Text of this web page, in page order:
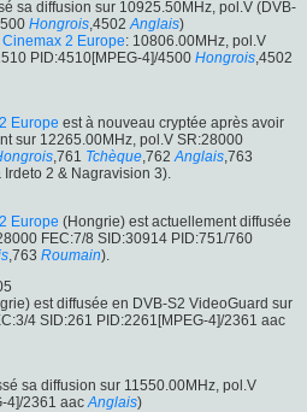
sa diffusion sur 10925.50MHz, pol.V (DVB-
Hongrois ,4502 Anglais)
Cinemax 2 Europe: 10806.00MHz, pol.V
PID:4510[MPEG-4]/4500 Hongrois ,4502
Europe est à nouveau cryptée après avoir
sur 12265.00MHz, pol.V SR:28000
,761 Tchèque ,762 Anglais ,763
2 & Nagravision 3).
Europe (Hongrie) est actuellement diffusée
FEC:7/8 SID:30914 PID:751/760
,763 Roumain).
est diffusée en DVB-S2 VideoGuard sur
4 SID:261 PID:2261[MPEG-4]/2361 aac
sa diffusion sur 11550.00MHz, pol.V
4]/2361 aac Anglais)